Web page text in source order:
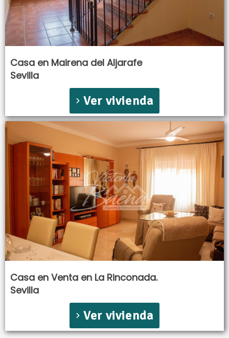
Casa en Mairena del Aljarafe
Sevilla
Ver vivienda
Casa en Venta en La Rinconada.
Sevilla
Ver vivienda